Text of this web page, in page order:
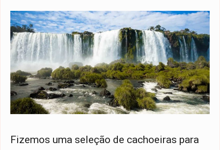
Fizemos uma seleção de cachoeiras para